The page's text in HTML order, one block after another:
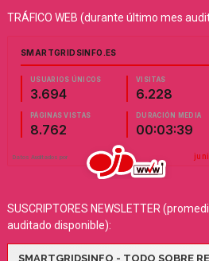
TRÁFICO WEB (durante último mes
SUSCRIPTORES NEWSLETTER
auditado disponible):